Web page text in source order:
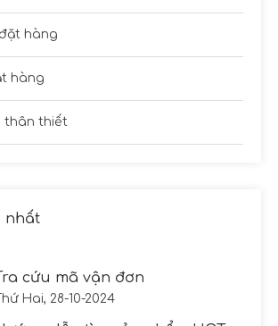
hàng
hàng
thân thiết
nhất
cứu mã vận đơn
Hai, 28-10-2024